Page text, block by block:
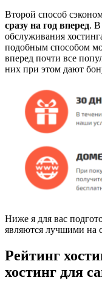
Второй способ
сразу на год вперед. В
обслуживания
подобным способом
вперед почти все
них при этом дают
Ниже я для вас
являются лучшими на
Рейтинг
хостинг для